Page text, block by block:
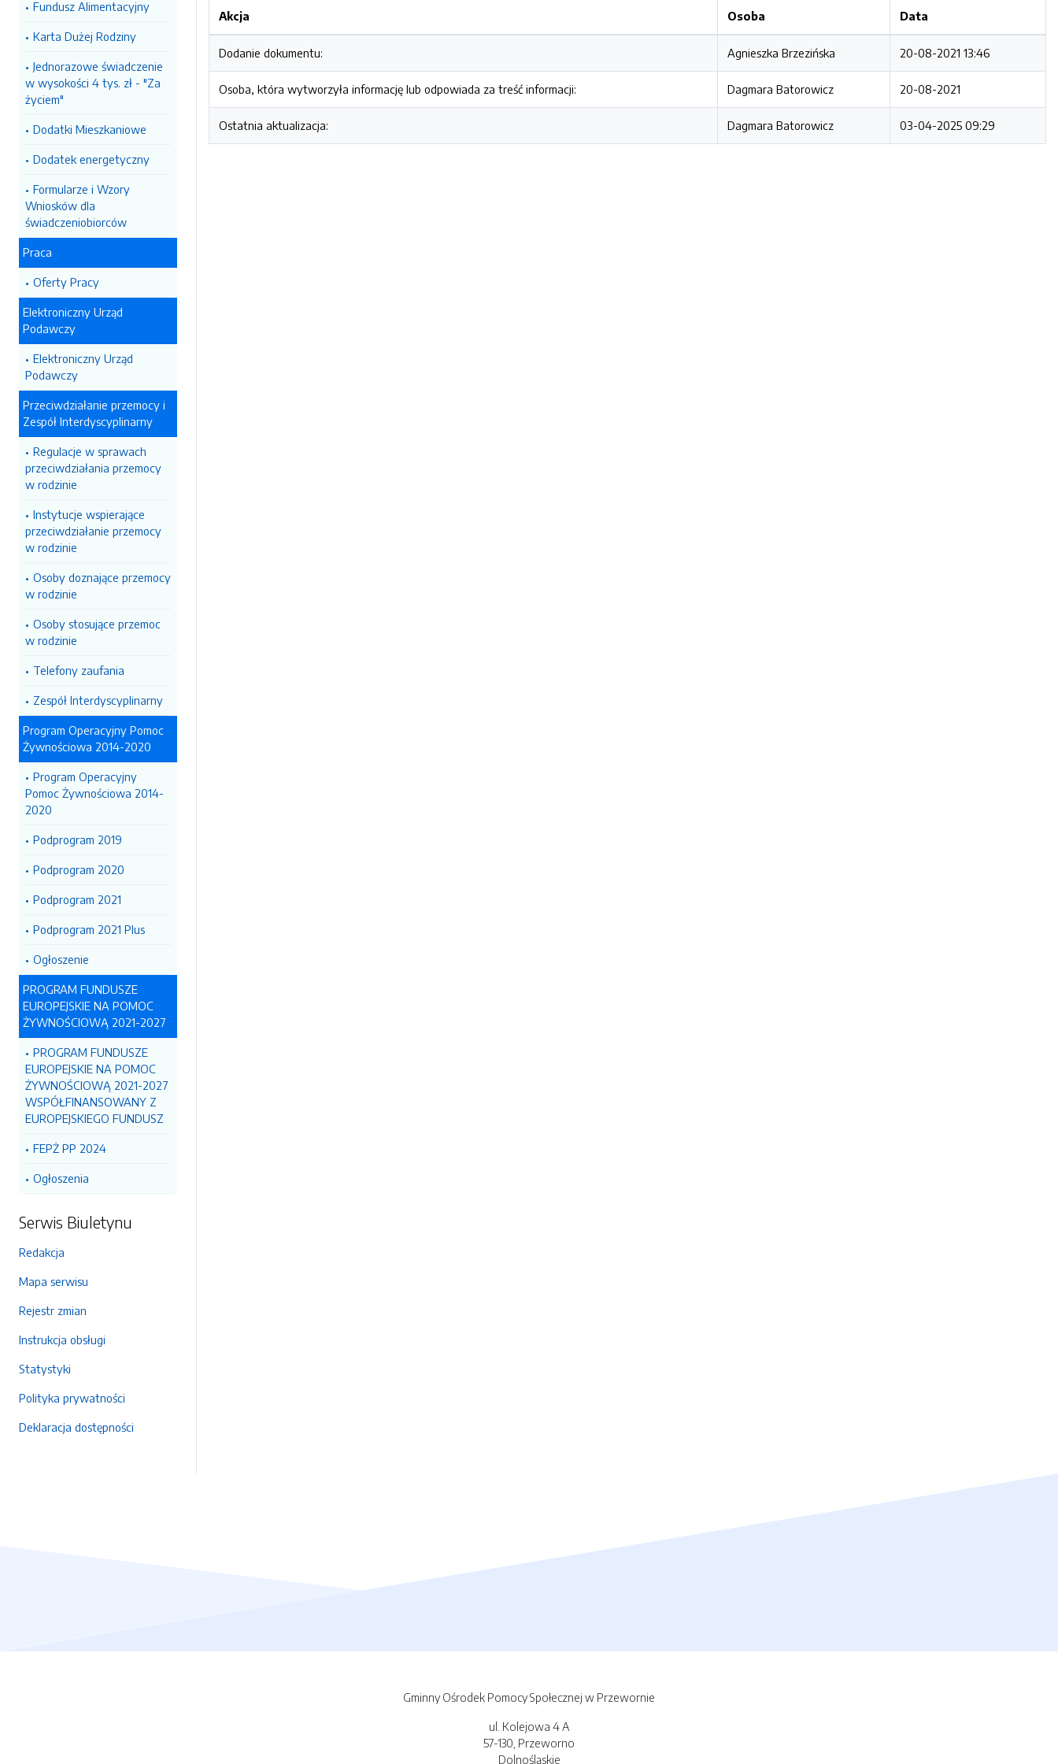
Fundusz Alimentacyjny
Karta Dużej Rodziny
Jednorazowe świadczenie
w wysokości 4 tys. zł - "Za
życiem"
Dodatki Mieszkaniowe
Dodatek energetyczny
Formularze i Wzory
Wniosków dla
świadczeniobiorców
Praca
Oferty Pracy
Elektroniczny Urząd
Podawczy
Elektroniczny Urząd
Podawczy
Przeciwdziałanie przemocy i
Zespół Interdyscyplinarny
Regulacje w sprawach
przeciwdziałania przemocy
w rodzinie
Instytucje wspierające
przeciwdziałanie przemocy
w rodzinie
Osoby doznające przemocy
w rodzinie
Osoby stosujące przemoc
w rodzinie
Telefony zaufania
Zespół Interdyscyplinarny
Program Operacyjny Pomoc
Żywnościowa 2014-2020
Program Operacyjny
Pomoc Żywnościowa 2014-
2020
Podprogram 2019
Podprogram 2020
Podprogram 2021
Podprogram 2021 Plus
Ogłoszenie
PROGRAM FUNDUSZE
EUROPEJSKIE NA POMOC
ŻYWNOŚCIOWĄ 2021-2027
PROGRAM FUNDUSZE
EUROPEJSKIE NA POMOC
ŻYWNOŚCIOWĄ 2021-2027
WSPÓŁFINANSOWANY Z
EUROPEJSKIEGO FUNDUSZ
FEPŻ PP 2024
Ogłoszenia
Serwis Biuletynu
Redakcja
Mapa serwisu
Rejestr zmian
Instrukcja obsługi
Statystyki
Polityka prywatności
Deklaracja dostępności
Akcja Osoba Data
Dodanie dokumentu: Agnieszka Brzezińska 20-08-2021 13:46
Osoba, która wytworzyła informację lub odpowiada za treść informacji: Dagmara Batorowicz 20-08-2021
Ostatnia aktualizacja: Dagmara Batorowicz 03-04-2025 09:29
Gminny Ośrodek Pomocy Społecznej w Przewornie
ul. Kolejowa 4 A
57-130, Przeworno
Dolnośląskie